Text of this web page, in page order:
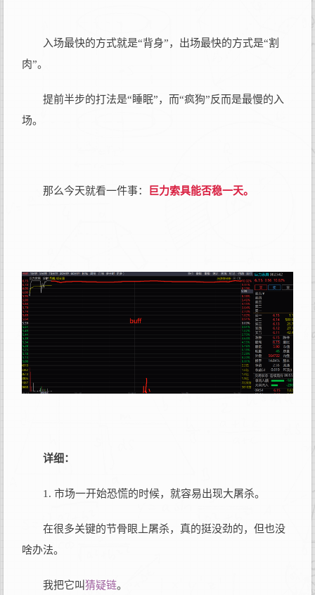
入场最快的方式就是“背身”，出场最快的方式是“割
肉”。
提前半步的打法是“睡眠”，而“疯狗”反而是最慢的入
场。
那么今天就看一件事： 巨力索具能否稳一天。
详细：
1. 市场一开始恐慌的时候，就容易出现大屠杀。
在很多关键的节骨眼上屠杀，真的挺没劲的，但也没
啥办法。
我把它叫猜疑链。